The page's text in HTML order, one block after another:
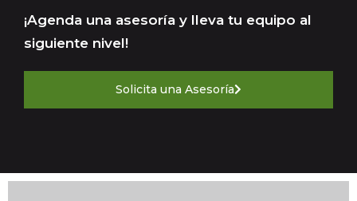
¡Agenda una asesoría y lleva tu equipo al
siguiente nivel!
Solicita una Asesoría